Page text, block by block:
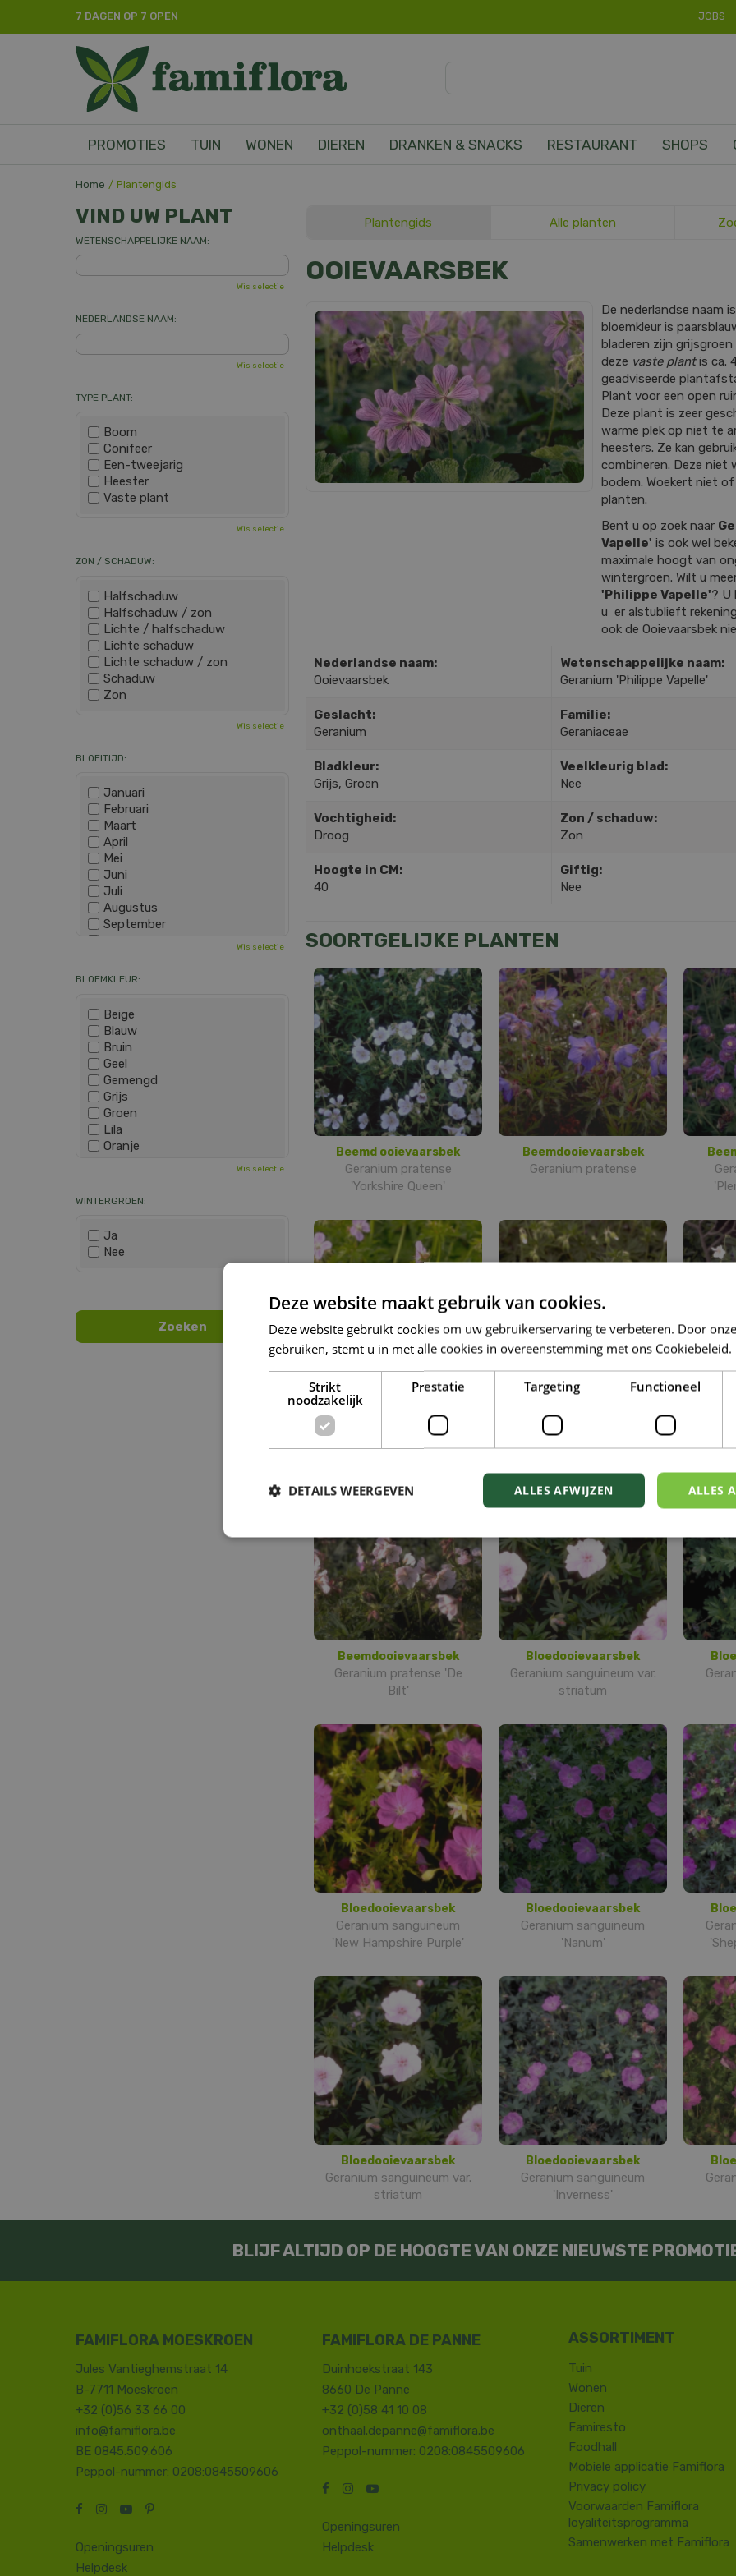
Home Plantengids
7 DAGEN OP 7 OPEN JOBS
PROMOTIES TUIN WONEN DIEREN DRANKEN & SNACKS RESTAURANT SHOPS
Plantengids Alle planten
OOIEVAARSBEK
De nederlandse naam is
bloemkleur is
bladeren zijn
deze vaste plantis ca.
geadviseerde
Plant voor een open
Deze plant is zeer
warme plek op niet te
heesters. Ze kan
combineren. Deze niet
bodem. Woekert niet
planten.
Bent u op zoek naar
Vapelle' is ook wel
maximale hoogt van
wintergroen. Wilt u
'Philippe Vapelle'? U
u er alstublieft
ook de Ooievaarsbek
Nederlandse naam:
Ooievaarsbek
Wetenschappelijke naam:
Geranium 'Philippe Vapelle'
Geslacht:
Geranium
Familie:
Geraniaceae
Bladkleur:
Grijs, Groen
Veelkleurig blad:
Nee
Vochtigheid:
Droog
Zon / schaduw:
Zon
Hoogte in CM:
40
Giftig:
Nee
SOORTGELIJKE PLANTEN
Beemd ooievaarsbek
Geranium pratense
'Yorkshire Queen'
Beemdooievaarsbek
Geranium pratense
Beemdooievaarsbek
Geranium pratense 'Mrs
Kendall Clark'
Geranium pratense f.
albiflorum
Beemdooievaarsbek
Geranium pratense 'De
Bilt'
Bloedooievaarsbek
Geranium sanguineum var.
striatum
Bloedooievaarsbek
Geranium sanguineum
'New Hampshire Purple'
Bloedooievaarsbek
Geranium sanguineum
'Nanum'
Bloedooievaarsbek
Geranium sanguineum var.
striatum
Bloedooievaarsbek
Geranium sanguineum
'Inverness'
VIND UW PLANT
WETENSCHAPPELIJKE NAAM:
Wis selectie
NEDERLANDSE NAAM:
Wis selectie
TYPE PLANT:
Boom
Conifeer
Een-tweejarig
Heester
Vaste plant
Wis selectie
ZON / SCHADUW:
Halfschaduw
Halfschaduw / zon
Lichte / halfschaduw
Lichte schaduw
Lichte schaduw / zon
Schaduw
Zon
Wis selectie
BLOEITIJD:
Januari
Februari
Maart
April
Mei
Juni
Juli
Augustus
September
December
Wis selectie
BLOEMKLEUR:
Beige
Blauw
Bruin
Geel
Gemengd
Grijs
Groen
Lila
Oranje
Roze
Zwart
Wis selectie
WINTERGROEN:
Ja
Nee
BLIJF ALTIJD OP DE HOOGTE VAN ONZE NIEUWSTE
FAMIFLORA MOESKROEN
Jules Vantieghemstraat 14
B-7711 Moeskroen
+32 (0)56 33 66 00
info@famiflora.be
BE 0845.509.606
Peppol-nummer: 0208:0845509606
Openingsuren
Helpdesk
FAMIFLORA DE PANNE
Duinhoekstraat 143
8660 De Panne
+32 (0)58 41 10 08
onthaal.depanne@famiflora.be
Peppol-nummer: 0208:0845509606
Openingsuren
Helpdesk
Tuin
Wonen
Dieren
Famiresto
Foodhall
Mobiele applicatie Famiflora
Privacy policy
Voorwaarden Famiflora
loyaliteitsprogramma
Samenwerken met Famiflora
Deze website maakt gebruik van cookies.
Deze website gebruikt cookies om uw gebruikerservaring te verbeteren. Door
gebruiken, stemt u in met alle cookies in overeenstemming met ons Cookiebeleid.
Strikt
noodzakelijk
Prestatie Targeting Functioneel
ALLES
ALLES AFWIJZEN
DETAILS WEERGEVEN